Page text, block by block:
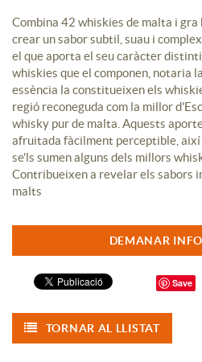
Combina 42 whiskies de malta i
crear un sabor subtil, suau i
el que aporta el seu caràcter
whiskies que el componen, notaria
essència la constitueixen els
regió reconeguda com la millor
whisky pur de malta. Aquests
afruitada fàcilment perceptible, així
se'ls sumen alguns dels millors
Contribueixen a revelar els sabors
malts
DEMANAR
Save
TORNAR AL LLISTAT